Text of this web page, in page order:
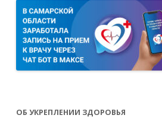
ОБ УКРЕПЛЕНИИ ЗДОРОВЬЯ